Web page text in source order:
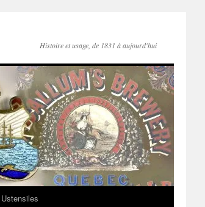
Histoire et usage, de 1831 à aujourd'hui
Ustensiles